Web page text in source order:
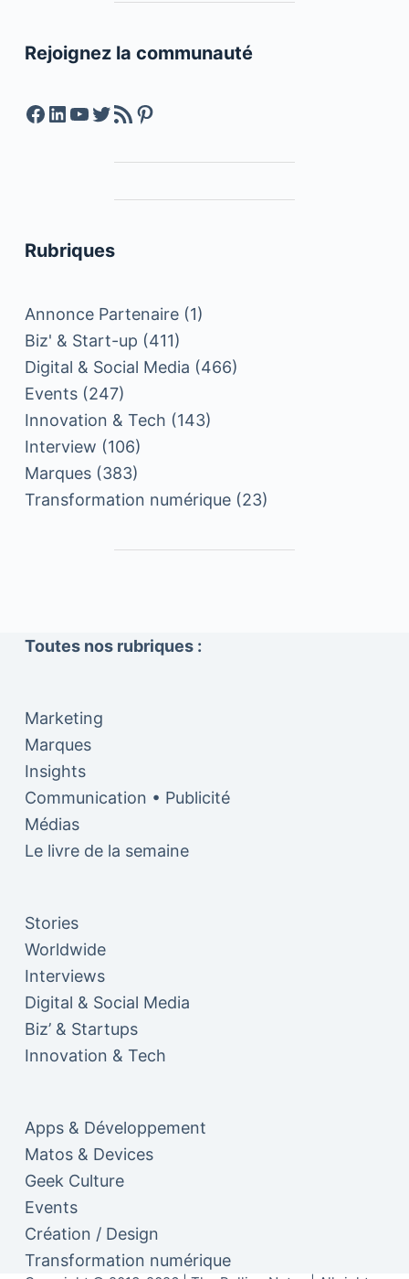
Rejoignez la communauté
Facebook
LinkedIn
YouTube
Twitter
Feed RSSPinterest
Rubriques
Annonce Partenaire(1)
Biz' & Start-up (411)
Digital & Social Media (466)
Events(247)
Innovation & Tech (143)
Interview (106)
Marques(383)
Transformation numérique(23)
Toutes nos rubriques :
Marketing
Marques
Insights
Communication • Publicité
Médias
Le livre de la semaine
Stories
Worldwide
Interviews
Digital & Social Media
Biz’ & Startups
Innovation & Tech
Apps & Développement
Matos & Devices
Geek Culture
Events
Création / Design
Transformation numérique